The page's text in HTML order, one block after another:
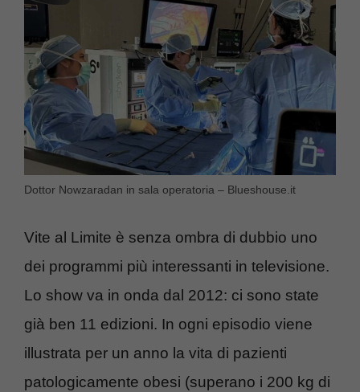
Dottor Nowzaradan in sala operatoria – Blueshouse.it
Vite al Limite è senza ombra di dubbio uno
dei programmi più interessanti in televisione.
Lo show va in onda dal 2012: ci sono state
già ben 11 edizioni. In ogni episodio viene
illustrata per un anno la vita di pazienti
patologicamente obesi (superano i 200 kg di